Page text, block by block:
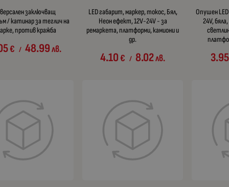
заключващ
/ катинар за теглич на
против кражба
€ / 48.99лв.
LED габарит, маркер, токос, Бял,
Неон ефект, 12V-24V - за
ремаркета, платформи, камиони и
др.
4.10€ / 8.02лв.
Опушен
24V,
3.95